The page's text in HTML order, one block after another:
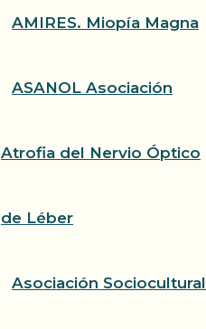
AMIRES. Miopía Magna
ASANOL Asociación
Atrofia del Nervio Óptico
de Léber
Asociación Sociocultural